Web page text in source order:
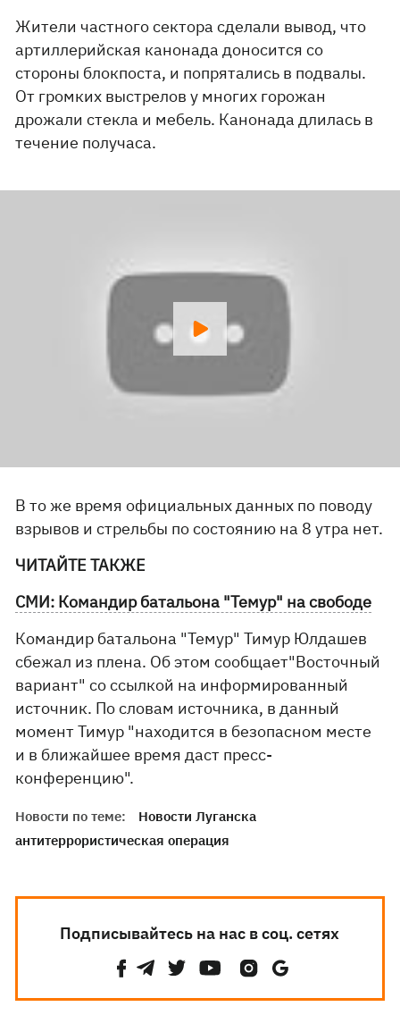
Жители частного сектора сделали вывод, что
артиллерийская канонада доносится со
стороны блокпоста, и попрятались в подвалы.
От громких выстрелов у многих горожан
дрожали стекла и мебель. Канонада длилась в
течение получаса.
В то же время официальных данных по поводу
взрывов и стрельбы по состоянию на 8 утра нет.
ЧИТАЙТЕ ТАКЖЕ
СМИ: Командир батальона "Темур" на свободе
Командир батальона "Темур" Тимур Юлдашев
сбежал из плена. Об этом сообщает"Восточный
вариант" со ссылкой на информированный
источник. По словам источника, в данный
момент Тимур "находится в безопасном месте
и в ближайшее время даст пресс-
конференцию".
Новости по теме:
Новости Луганска
антитеррористическая операция
Подписывайтесь на нас в соц. сетях